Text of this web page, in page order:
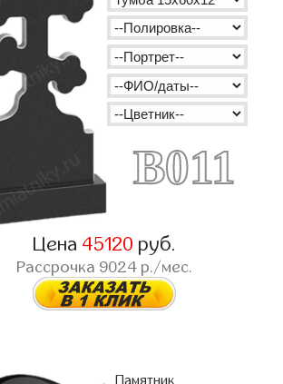
B011
Цена 45120 руб.
Рассрочка 9024р./мес.
Памятник